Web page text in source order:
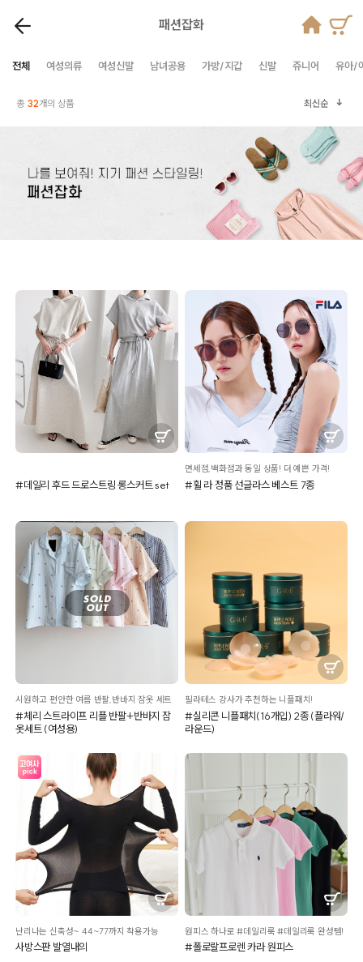
패션잡화
전체 여성의류 여성신발 남녀공용 가방/지갑 신발 쥬니어 유아/
총 32개의 상품 최신순
#데일리 후드 드로스트링 롱스커트 set
면세점,백화점과 동일 상품! 더 예쁜 가격!
#휠 라 정품 선글라스 베스트 7종
시원하고 편안한 여름 반팔,반바지 잠옷 세트
#체리 스트라이프 리플 반팔+반바지 잠
옷세트 (여성용)
필라테스 강사가 추천하는 니플패치!
#실리콘 니플패치(16개입) 2종 (플라워/
라운드)
난리나는 신축성~ 44~77까지 착용가능
사방스판 발열내의
원피스 하나로 #데일리룩 #데일리룩 완성템!
#폴로랄프로렌 카라 원피스